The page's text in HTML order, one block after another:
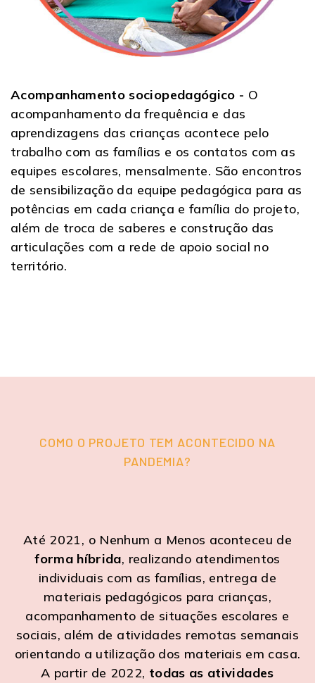
Acompanhamento sociopedagógico - O
acompanhamento da frequência e das
aprendizagens das crianças acontece pelo
trabalho com as famílias e os contatos com as
equipes escolares, mensalmente. São encontros
de sensibilização da equipe pedagógica para as
potências em cada criança e família do projeto,
além de troca de saberes e construção das
articulações com a rede de apoio social no
território.
COMO O PROJETO TEM ACONTECIDO NA
PANDEMIA?
Até 2021, o Nenhum a Menos aconteceu de
forma híbrida, realizando atendimentos
individuais com as famílias, entrega de
materiais pedagógicos para crianças,
acompanhamento de situações escolares e
sociais, além de atividades remotas semanais
orientando a utilização dos materiais em casa.
A partir de 2022, todas as atividades